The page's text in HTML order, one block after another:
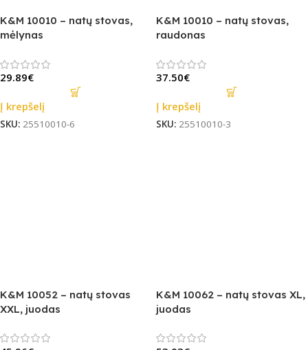
K&M 10010 – natų stovas,
mėlynas
29.89€
Į krepšelį
SKU: 25510010-6
K&M 10010 – natų stovas,
raudonas
37.50€
Į krepšelį
SKU: 25510010-3
K&M 10052 – natų stovas
XXL, juodas
K&M 10062 – natų stovas XL,
juodas